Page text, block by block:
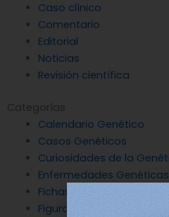
Caso clínico
Comentario
Editorial
Noticias
Revisión científica
Categorías
Calendario Genético
Casos Genéticos
Curiosidades de la
Enfermedades
Fichas Genéticas
Figuras de la Genética